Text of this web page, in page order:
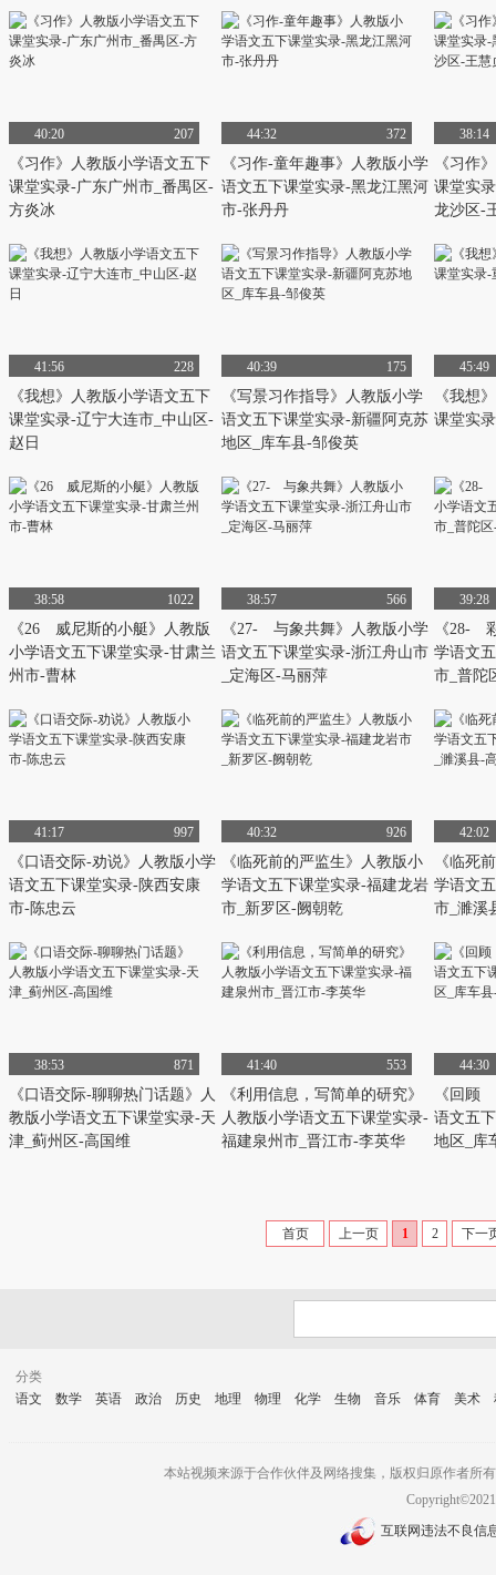
40:20 207
《习作》人教版小学语文五下
课堂实录-广东广州市_番禺区-
方炎冰
44:32 372
《习作-童年趣事》人教版小学
语文五下课堂实录-黑龙江黑河
市-张丹丹
38:14
《习作
课堂实
龙沙区-
41:56 228
《我想》人教版小学语文五下
课堂实录-辽宁大连市_中山区-
赵日
40:39 175
《写景习作指导》人教版小学
语文五下课堂实录-新疆阿克苏
地区_库车县-邹俊英
45:49
《我想
课堂实
38:58 1022
《26 威尼斯的小艇》人教版
小学语文五下课堂实录-甘肃兰
州市-曹林
38:57 566
《27- 与象共舞》人教版小学
语文五下课堂实录-浙江舟山市
_定海区-马丽萍
39:28
《28-
学语文
市_普陀
41:17 997
《口语交际-劝说》人教版小学
语文五下课堂实录-陕西安康
市-陈忠云
40:32 926
《临死前的严监生》人教版小
学语文五下课堂实录-福建龙岩
市_新罗区-阙朝乾
42:02
《临死
学语文
市_濉溪
38:53 871
《口语交际-聊聊热门话题》人
教版小学语文五下课堂实录-天
津_蓟州区-高国维
41:40 553
《利用信息，写简单的研究》
人教版小学语文五下课堂实录-
福建泉州市_晋江市-李英华
44:30
《回顾
语文五
地区_库
首页 上一页 1 2 下一
分类
语文
数学 英语 政治 历史 地理 物理 化学 生物 音乐 体育 美术
本站视频来源于合作伙伴及网络搜集，版权归原作者所
互联网违法不良信